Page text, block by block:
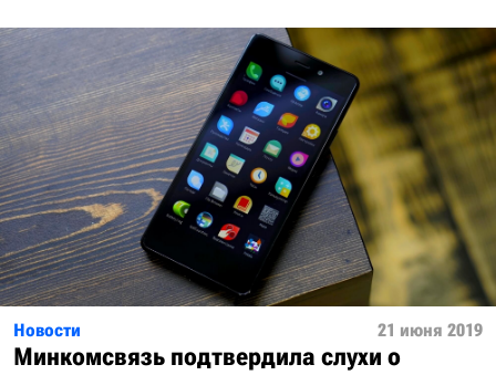
Новости 21 июня 2019
Минкомсвязь подтвердила слухи о